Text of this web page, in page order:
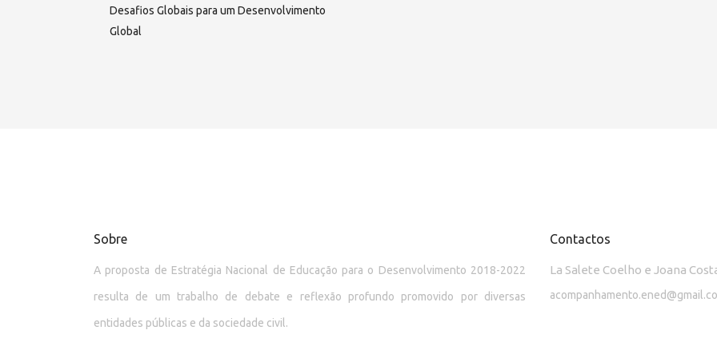
Desafios Globais para um Desenvolvimento
Global
Sobre
A proposta de Estratégia Nacional de Educação para o Desenvolvimento 2018-2022
resulta de um trabalho de debate e reflexão profundo promovido por diversas
entidades públicas e da sociedade civil.
Contactos
La Salete Coelho e Joana